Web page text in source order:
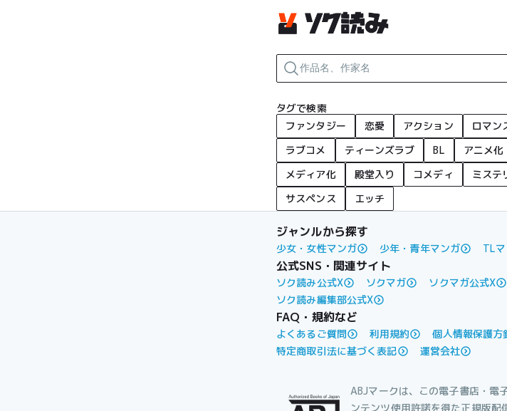
タグで検索
ファンタジー
恋愛 アクション ロマン
ラブコメ
ティーンズラブ BL アニメ化
メディア化
殿堂入り コメディ ミステ
サスペンス
エッチ
ジャンルから探す
少女・女性マンガ 少年・青年マンガ TL
公式SNS・関連サイト
ソク読み公式X ソクマガ ソクマガ公式X
ソク読み編集部公式X
FAQ・規約など
よくあるご質問 利用規約 個人情報保護方
特定商取引法に基づく表記
運営会社
ABJマークは、この電子書店・電
ンテンツ使用許諾を得た正規版